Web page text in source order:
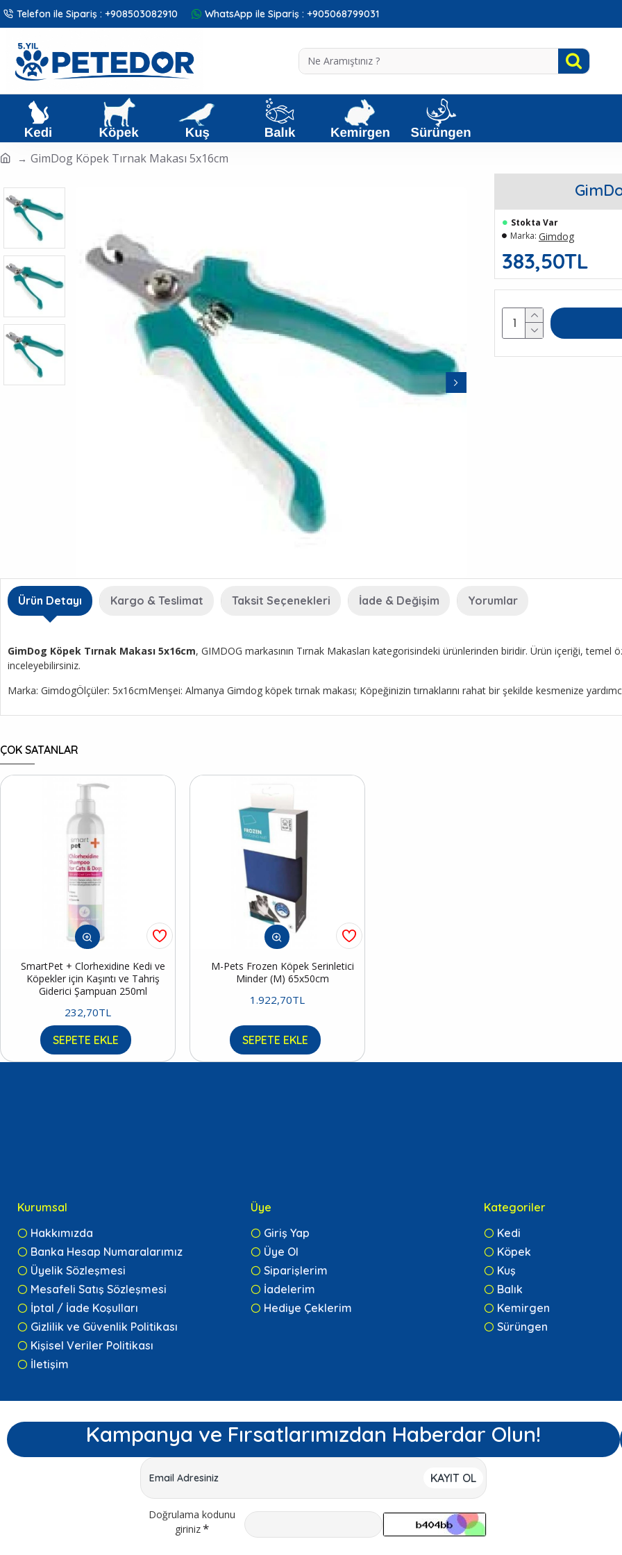
Telefon ile Sipariş : +908503082910 WhatsApp ile Sipariş : +905068799031
GimDog Köpek Tırnak Makası 5x16cm
383,50TL
Stokta Var
Marka: Gimdog
Ürün Detayı Kargo & Teslimat Taksit Seçenekleri İade & Değişim Yorumlar
GimDog Köpek Tırnak Makası 5x16cm, GIMDOG markasının Tırnak Makasları kategorisindeki ürünlerinden biridir. Ürün içeriği, temel
inceleyebilirsiniz.
Marka: GimdogÖlçüler: 5x16cmMenşei: Almanya Gimdog köpek tırnak makası; Köpeğinizin tırnaklarını rahat bir şekilde kesmenize yardımcı
ÇOK SATANLAR
SmartPet + Clorhexidine Kedi ve
Köpekler için Kaşıntı ve Tahriş
Giderici Şampuan 250ml
232,70TL
SEPETE EKLE
M-Pets Frozen Köpek Serinletici
Minder (M) 65x50cm
1.922,70TL
SEPETE EKLE
Kurumsal
Hakkımızda
Banka Hesap Numaralarımız
Üyelik Sözleşmesi
Mesafeli Satış Sözleşmesi
İptal / İade Koşulları
Gizlilik ve Güvenlik Politikası
Kişisel Veriler Politikası
İletişim
Üye
Giriş Yap
Üye Ol
Siparişlerim
İadelerim
Hediye Çeklerim
Kategoriler
Kedi
Köpek
Kuş
Balık
Kemirgen
Sürüngen
Kampanya ve Fırsatlarımızdan Haberdar Olun!
KAYIT OL
Doğrulama kodunu
giriniz